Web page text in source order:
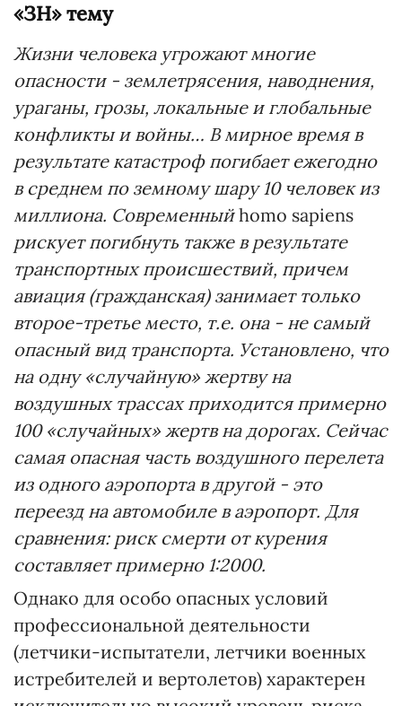
«ЗН» тему
Жизни человека угрожают многие
опасности - землетрясения, наводнения,
ураганы, грозы, локальные и глобальные
конфликты и войны… В мирное время в
результате катастроф погибает ежегодно
в среднем по земному шару 10 человек из
миллиона. Современныйhomo saрiens
рискует погибнуть также в результате
транспортных происшествий, причем
авиация (гражданская) занимает только
второе-третье место, т.е. она - не самый
опасный вид транспорта. Установлено, что
на одну «случайную» жертву на
воздушных трассах приходится примерно
100 «случайных» жертв на дорогах. Сейчас
самая опасная часть воздушного перелета
из одного аэропорта в другой - это
переезд на автомобиле в аэропорт. Для
сравнения: риск смерти от курения
составляет примерно 1:2000.
Однако для особо опасных условий
профессиональной деятельности
(летчики-испытатели, летчики военных
истребителей и вертолетов) характерен